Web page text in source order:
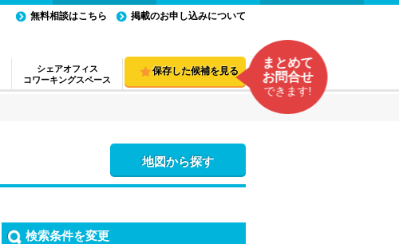
シェアオフィス
コワーキングスペース
無料相談はこちら 掲載のお申し込みについて
保存した候補を見る
まとめて
お問合せ
できます!
地図から探す
検索条件を変更